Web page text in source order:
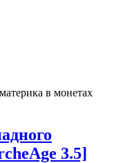
в монетах
3.5]